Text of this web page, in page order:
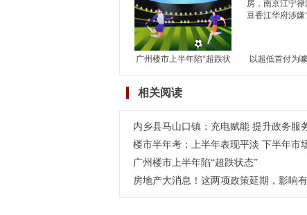
广州楼市上半年陷“超跌状
以超低首付为
相关阅读
内乡县马山口镇：充电赋能 提升政务服
楼市半年考：上半年表现平淡 下半年市
广州楼市上半年陷“超跌状态”
房地产大消息！这两项政策延期，影响